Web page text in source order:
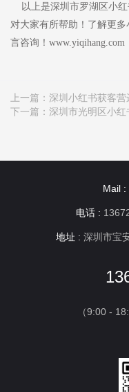
以上是深圳市罗湖区小红
对大家有所帮助！了解更
言咨询！www.yiqihang.com
上一篇： 深圳小红书获客营
下一篇： 深圳市光明区小
Mail :
电话 :
地址 : 深圳市宝
（9:00 -